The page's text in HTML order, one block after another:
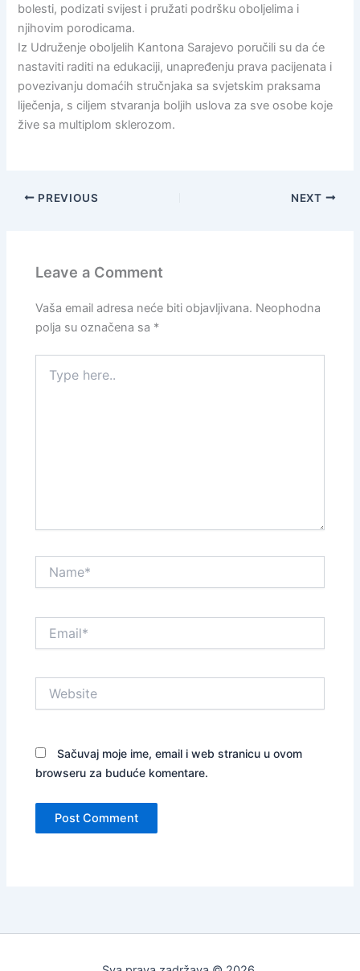
bolesti, podizati svijest i pružati podršku oboljelima i
njihovim porodicama.
Iz Udruženje oboljelih Kantona Sarajevo poručili su da će
nastaviti raditi na edukaciji, unapređenju prava pacijenata i
povezivanju domaćih stručnjaka sa svjetskim praksama
liječenja, s ciljem stvaranja boljih uslova za sve osobe koje
žive sa multiplom sklerozom.
PREVIOUS NEXT
Leave a Comment
Vaša email adresa neće biti objavljivana. Neophodna
polja su označena sa *
here..
Sačuvaj moje ime, email i web stranicu u ovom
browseru za buduće komentare.